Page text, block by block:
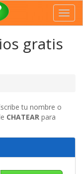
gratis
tu nombre o
CHATEAR para